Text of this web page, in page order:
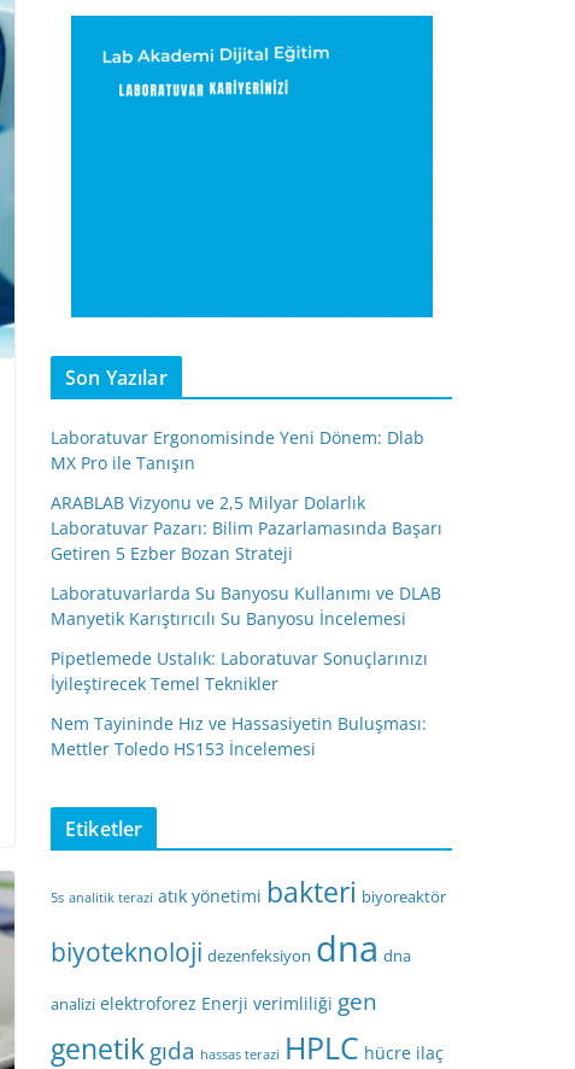
Son Yazılar
Laboratuvar Ergonomisinde Yeni Dönem: Dlab
MX Pro ile Tanışın
ARABLAB Vizyonu ve 2,5 Milyar Dolarlık
Laboratuvar Pazarı: Bilim Pazarlamasında Başarı
Getiren 5 Ezber Bozan Strateji
Laboratuvarlarda Su Banyosu Kullanımı ve DLAB
Manyetik Karıştırıcılı Su Banyosu İncelemesi
Pipetlemede Ustalık: Laboratuvar Sonuçlarınızı
İyileştirecek Temel Teknikler
Nem Tayininde Hız ve Hassasiyetin Buluşması:
Mettler Toledo HS153 İncelemesi
Etiketler
5s analitik terazi atık yönetimi bakteri biyoreaktör
biyoteknoloji dezenfeksiyon dna dna
analizi elektroforez Enerji verimliliği gen
genetikgıda hassas terazi HPLC hücre ilaç